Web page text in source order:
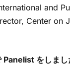
and
Center on
をしまし